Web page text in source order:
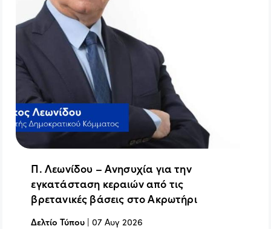
Π. Λεωνίδου – Ανησυχία για την
εγκατάσταση κεραιών από τις
βρετανικές βάσεις στο Ακρωτήρι
Δελτίο Τύπου |07 Αυγ 2026